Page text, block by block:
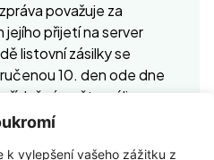
k vylepšení vašeho zážitku z
považuje za
přijetí na server
listovní zásilky se
10. den ode dne
poštovní licence
přičemž za